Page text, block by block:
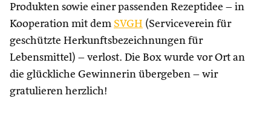
Produkten sowie einer passenden Rezeptidee – in
Kooperation mit dem SVGH (Serviceverein für
geschützte Herkunftsbezeichnungen für
Lebensmittel) – verlost. Die Box wurde vor Ort an
die glückliche Gewinnerin übergeben – wir
gratulieren herzlich!